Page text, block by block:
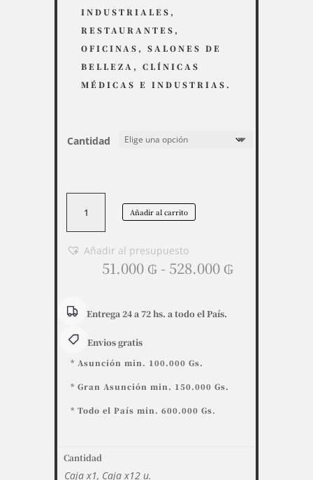
INDUSTRIALES,
RESTAURANTES,
OFICINAS, SALONES DE
BELLEZA, CLÍNICAS
MÉDICAS E INDUSTRIAS.
Cantidad
Wiper
Inoven
(28x35
x100
cantidad
Añadir al carrito
Añadir al presupuesto
51.000 ₲ - 528.000 ₲Rango
Entrega 24 a 72 hs. a todo el País.
Envios gratis
* Asunción min. 100.000 Gs.
* Gran Asunción min. 150.000 Gs.
* Todo el País min. 600.000 Gs.
Cantidad
Caja x1, Caja x12 u.